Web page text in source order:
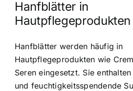
Hanfblätter in
Hautpflegeprodukten
Hanfblätter werden häufig in
Hautpflegeprodukten wie
Seren eingesetzt. Sie
und feuchtigkeitsspendende